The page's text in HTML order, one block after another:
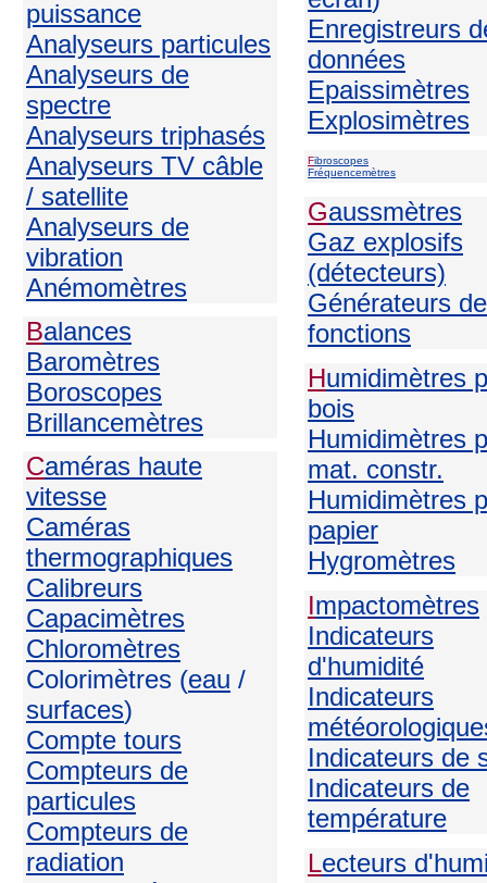
puissance
Analyseurs particules
Analyseurs de
spectre
Analyseurs triphasés
Analyseurs TV câble
/ satellite
Analyseurs de
vibration
Anémomètres
Balances
Baromètres
Boroscopes
Brillancemètres
Caméras haute
vitesse
Caméras
thermographiques
Calibreurs
Capacimètres
Chloromètres
Colorimètres (eau /
surfaces)
Compte tours
Compteurs de
particules
Compteurs de
radiation
Enregistreurs
données
Epaissimètres
Explosimètres
Fibroscopes
Fréquencemètres
Gaussmètres
Gaz explosifs
(détecteurs)
Générateurs de
fonctions
Humidimètres
bois
Humidimètres
mat. constr.
Humidimètres
papier
Hygromètres
Impactomètres
Indicateurs
d'humidité
Indicateurs
Indicateurs de
Indicateurs de
température
Lecteurs